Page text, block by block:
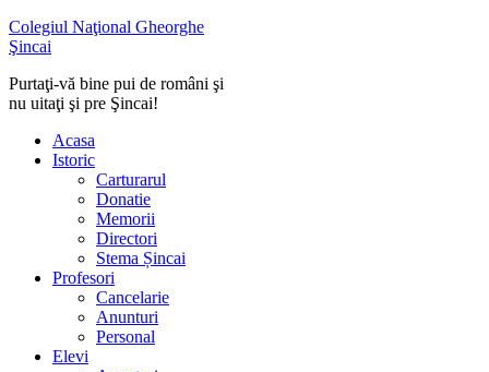
Colegiul Naţional Gheorghe
Şincai
Purtaţi-vă bine pui de români şi
nu uitaţi şi pre Şincai!
Acasa
Istoric
Carturarul
Donatie
Memorii
Directori
Stema Șincai
Profesori
Cancelarie
Anunturi
Personal
Elevi